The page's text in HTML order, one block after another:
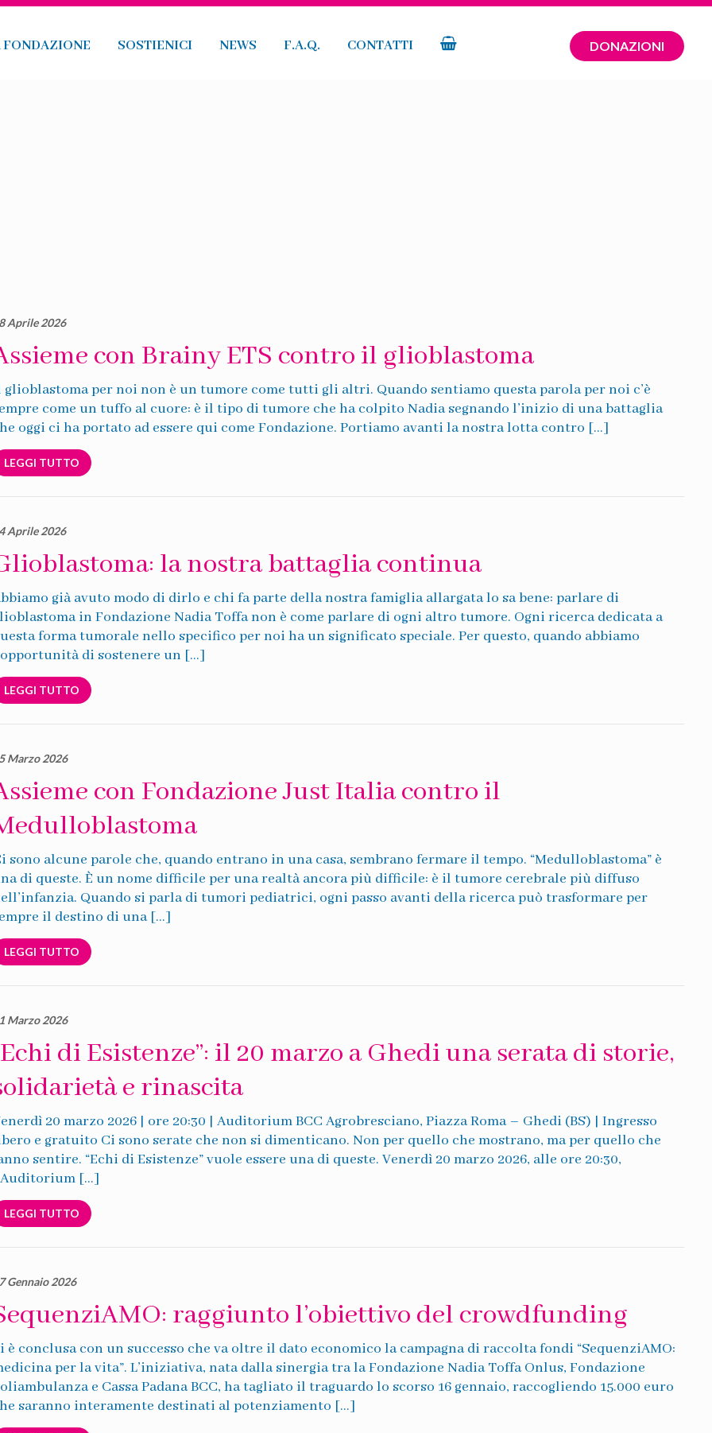
FONDAZIONE SOSTIENICI NEWS F.A.Q. CONTATTI DONAZIONI
Aprile 2026
con Brainy ETS contro il glioblastoma
glioblastoma per noi non è un tumore come tutti gli altri. Quando sentiamo questa parola per noi c’è
come un tuffo al cuore: è il tipo di tumore che ha colpito Nadia segnando l’inizio di una battaglia
oggi ci ha portato ad essere qui come Fondazione. Portiamo avanti la nostra lotta contro […]
LEGGI TUTTO
Aprile 2026
la nostra battaglia continua
già avuto modo di dirlo e chi fa parte della nostra famiglia allargata lo sa bene: parlare di
in Fondazione Nadia Toffa non è come parlare di ogni altro tumore. Ogni ricerca dedicata a
forma tumorale nello specifico per noi ha un significato speciale. Per questo, quando abbiamo
di sostenere un […]
LEGGI TUTTO
Marzo 2026
con Fondazione Just Italia contro il
sono alcune parole che, quando entrano in una casa, sembrano fermare il tempo. “Medulloblastoma” è
di queste. È un nome difficile per una realtà ancora più difficile: è il tumore cerebrale più diffuso
Quando si parla di tumori pediatrici, ogni passo avanti della ricerca può trasformare per
il destino di una […]
LEGGI TUTTO
Marzo 2026
di Esistenze”: il 20 marzo a Ghedi una serata di storie,
e rinascita
20 marzo 2026 | ore 20:30 | Auditorium BCC Agrobresciano, Piazza Roma – Ghedi (BS) | Ingresso
e gratuito Ci sono serate che non si dimenticano. Non per quello che mostrano, ma per quello che
sentire. “Echi di Esistenze” vuole essere una di queste. Venerdì 20 marzo 2026, alle ore 20:30,
[…]
LEGGI TUTTO
Gennaio 2026
raggiunto l’obiettivo del crowdfunding
è conclusa con un successo che va oltre il dato economico la campagna di raccolta fondi “SequenziAMO:
per la vita”. L’iniziativa, nata dalla sinergia tra la Fondazione Nadia Toffa Onlus, Fondazione
e Cassa Padana BCC, ha tagliato il traguardo lo scorso 16 gennaio, raccogliendo 15.000 euro
saranno interamente destinati al potenziamento […]